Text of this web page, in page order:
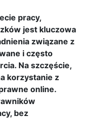
pracy,
jest kluczowa
związane z
i często
Na szczęście,
korzystanie z
online.
bez